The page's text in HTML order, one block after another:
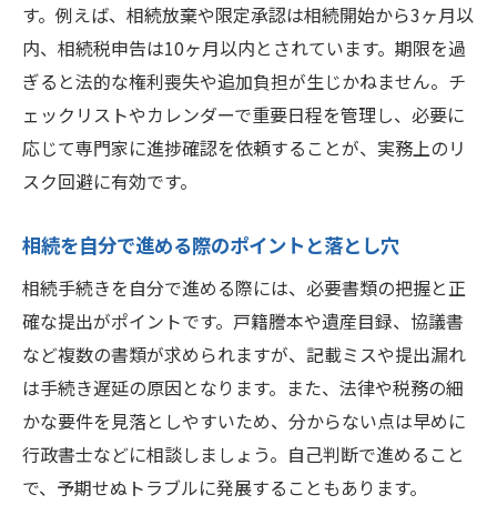
法務省の最新情報から学ぶ相続登記実務
相続登記自分でやる際の失敗例と対策
相続における3ヶ月・6ヶ月ルールの実際
相続の3ヶ月・6ヶ月ルールを正しく理解
相続期限3ヶ月と6ヶ月の違いと注意点
6ヶ月以内に必要な相続手続きの流れ
相続の期限を守るための実践アドバイス
相続ルール違反時のリスクと対応策
相続登記義務化に対応するための実務知識
相続登記義務化の背景と最新動向を解説
相続登記義務化で求められる手続き実務
義務化対応で失敗しない相続手続きのコツ
す。例えば、相続放棄や限定承認は相続開始から3ヶ月以
内、相続税申告は10ヶ月以内とされています。期限を過
ぎると法的な権利喪失や追加負担が生じかねません。チ
ェックリストやカレンダーで重要日程を管理し、必要に
応じて専門家に進捗確認を依頼することが、実務上のリ
スク回避に有効です。
相続を自分で進める際のポイントと落とし穴
相続手続きを自分で進める際には、必要書類の把握と正
確な提出がポイントです。戸籍謄本や遺産目録、協議書
など複数の書類が求められますが、記載ミスや提出漏れ
は手続き遅延の原因となります。また、法律や税務の細
かな要件を見落としやすいため、分からない点は早めに
行政書士などに相談しましょう。自己判断で進めること
で、予期せぬトラブルに発展することもあります。